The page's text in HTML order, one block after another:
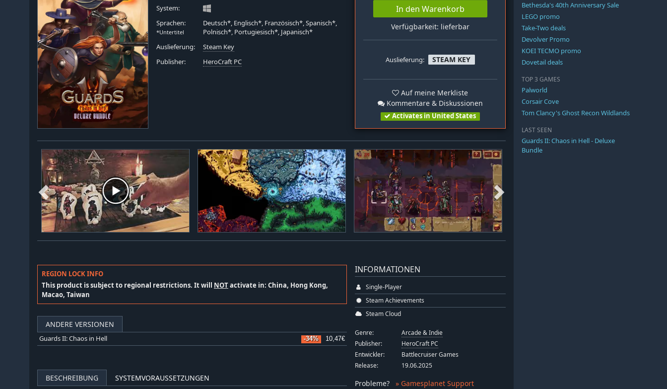
System:
Sprachen:
*Untertitel
Deutsch*, Englisch*, Französisch*, Spanisch*,
Polnisch*, Portugiesisch*, Japanisch*
Auslieferung:
Steam Key
Publisher:
HeroCraft PC
In den Warenkorb
Verfügbarkeit: lieferbar
Auslieferung: STEAM KEY
Auf meine Merkliste
Kommentare & Diskussionen
Activates in United States
REGION LOCK INFO
This product is subject to regional restrictions. It will NOTactivate in: China, Hong Kong,
Macao, Taiwan
ANDERE VERSIONEN
Guards II: Chaos in Hell -34% 10,47€
BESCHREIBUNG
SYSTEMVORAUSSETZUNGEN
INFORMATIONEN
Single-Player
Steam Achievements
Steam Cloud
Genre:
Arcade & Indie
Publisher:
HeroCraft PC
Entwickler:
Battlecruiser Games
Release:
19.06.2025
Probleme? » Gamesplanet Support
Bethesda's 40th Anniversary Sale
LEGO promo
Take-Two deals
Devolver Promo
KOEI TECMO promo
Dovetail deals
TOP 3 GAMES
Palworld
Corsair Cove
Tom Clancy's Ghost Recon Wildlands
LAST SEEN
Guards II: Chaos in Hell - Deluxe
Bundle